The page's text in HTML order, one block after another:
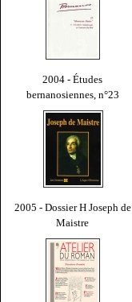
2004 - Études
bernanosiennes, n°23
2005 - Dossier H Joseph de
Maistre